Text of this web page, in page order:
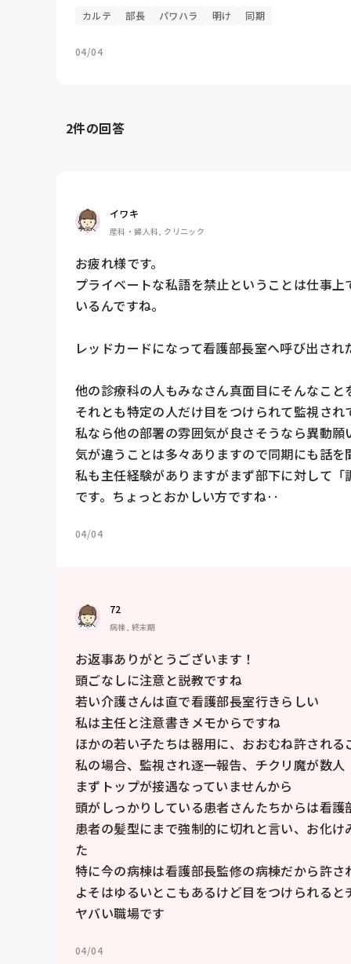
カルテ 部長 パワハラ 明け 同期
04/04
2件の回答
イワキ
産科・婦人科, クリニック
お疲れ様です。
プライベートな私語を禁止ということは仕事
いるんですね。
レッドカードになって看護部長室へ呼び出さ
他の診療科の人もみなさん真面目にそんなこと
それとも特定の人だけ目をつけられて監視さ
私なら他の部署の雰囲気が良さそうなら異動
気が違うことは多々ありますので同期にも話
私も主任経験がありますがまず部下に対して
です。ちょっとおかしい方ですね‥
04/04
72
病棟, 終末期
お返事ありがとうございます！
頭ごなしに注意と説教ですね
若い介護さんは直で看護部長室行きらしい
私は主任と注意書きメモからですね
ほかの若い子たちは器用に、おおむね許される
私の場合、監視され逐一報告、チクリ魔が数人
まずトップが接遇なっていませんから
頭がしっかりしている患者さんたちからは看
患者の髪型にまで強制的に切れと言い、お化
た
特に今の病棟は看護部長監修の病棟だから許さ
よそはゆるいとこもあるけど目をつけられると
ヤバい職場です
04/04